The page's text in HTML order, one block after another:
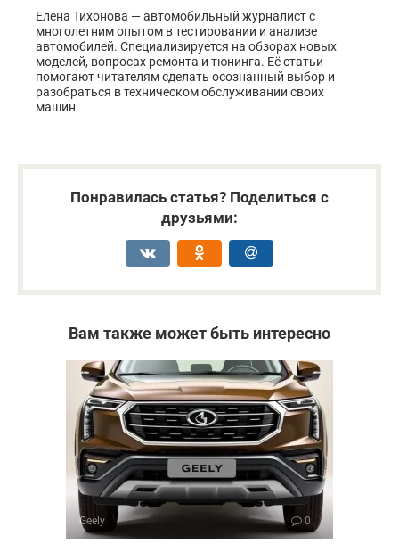
Елена Тихонова — автомобильный журналист с
многолетним опытом в тестировании и анализе
автомобилей. Специализируется на обзорах новых
моделей, вопросах ремонта и тюнинга. Её статьи
помогают читателям сделать осознанный выбор и
разобраться в техническом обслуживании своих
машин.
Понравилась статья? Поделиться с
друзьями:
Вам также может быть интересно
Geely 0